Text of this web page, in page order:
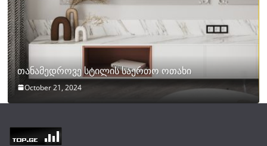
თანამედროვე სტილის საერთო ოთახი
October 21, 2024